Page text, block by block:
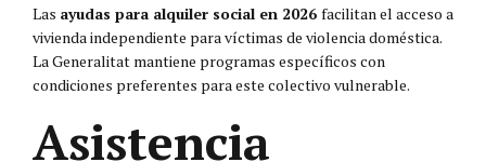
Las ayudas para alquiler social en 2026 facilitan el acceso a
vivienda independiente para víctimas de violencia doméstica.
La Generalitat mantiene programas específicos con
condiciones preferentes para este colectivo vulnerable.
Asistencia